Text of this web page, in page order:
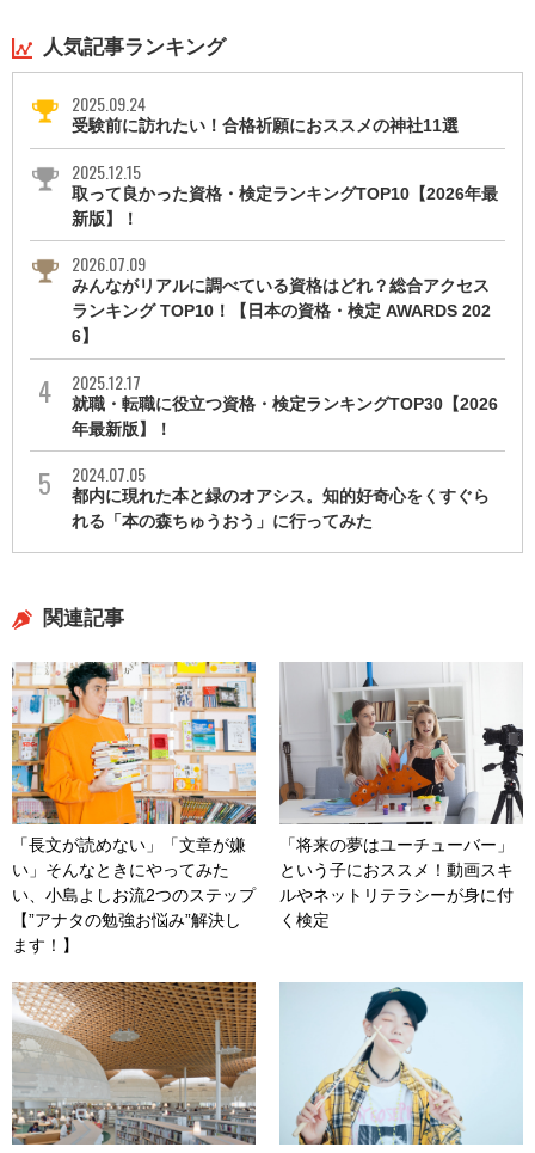
人気記事ランキング
2025.09.24
受験前に訪れたい！合格祈願におススメの神社11選
2025.12.15
取って良かった資格・検定ランキングTOP10【2026年最
新版】！
2026.07.09
みんながリアルに調べている資格はどれ？総合アクセス
ランキング TOP10！【日本の資格・検定 AWARDS 202
6】
2025.12.17
就職・転職に役立つ資格・検定ランキングTOP30【2026
年最新版】！
2024.07.05
都内に現れた本と緑のオアシス。知的好奇心をくすぐら
れる「本の森ちゅうおう」に行ってみた
関連記事
「長文が読めない」「文章が嫌
い」そんなときにやってみた
い、小島よしお流2つのステップ
【”アナタの勉強お悩み”解決し
ます！】
「将来の夢はユーチューバー」
という子におススメ！動画スキ
ルやネットリテラシーが身に付
く検定